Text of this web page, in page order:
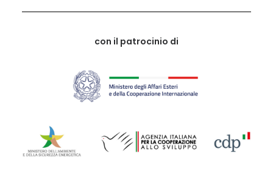
con il patrocinio di